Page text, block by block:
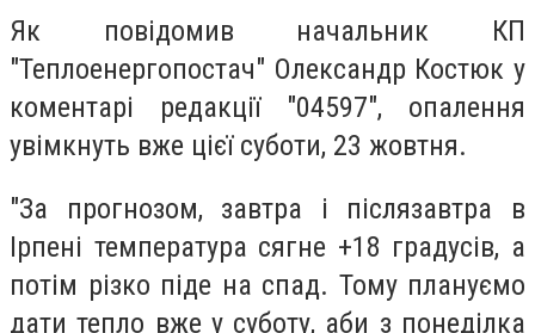
Як повідомив начальник КП
"Теплоенергопостач" Олександр Костюк у
коментарі редакції "04597", опалення
увімкнуть вже цієї суботи, 23 жовтня.
"За прогнозом, завтра і післязавтра в
Ірпені температура сягне +18 градусів, а
потім різко піде на спад. Тому плануємо
дати тепло вже у суботу, аби з понеділка